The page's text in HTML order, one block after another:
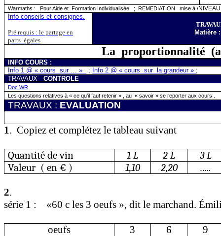
Warmaths : Pour Aide et Formation Individualisée ; REMEDIATION mise à/
Info conseils et consignes.
Pré requis : le partage en
parts égales
Matière
La proportionnalité
INFO COURS :
Info 1 @ « cours
sur … » ; Info 2 @ « cours sur la grandeur » ;
TRAVAUX
CONTROLE
Doc WR
Les questions relatives à « ce qu’il faut retenir» , au « savoir » se reporter aux cours .
TRAVAUX : EVALUATION
1. Copiez et complétez le tableau suivant
Quantité de vin 1 L 2 L
3 L
Valeur ( en € ) 1,10 2,20 …..
2.
série 1 :
«60 c les 3 oeufs », dit le marchand.
oeufs 3 6
9